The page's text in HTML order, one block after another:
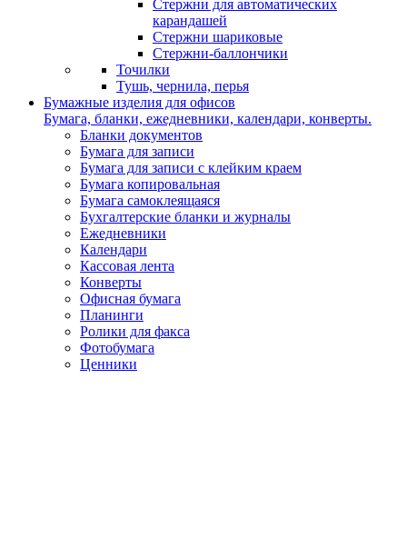
Стержни для автоматических
карандашей
Стержни шариковые
Стержни-баллончики
Точилки
Тушь, чернила, перья
Бумажные изделия для офисов
Бумага, бланки, ежедневники, календари, конверты.
Бланки документов
Бумага для записи
Бумага для записи с клейким краем
Бумага копировальная
Бумага самоклеящаяся
Бухгалтерские бланки и журналы
Ежедневники
Календари
Кассовая лента
Конверты
Офисная бумага
Планинги
Ролики для факса
Фотобумага
Ценники